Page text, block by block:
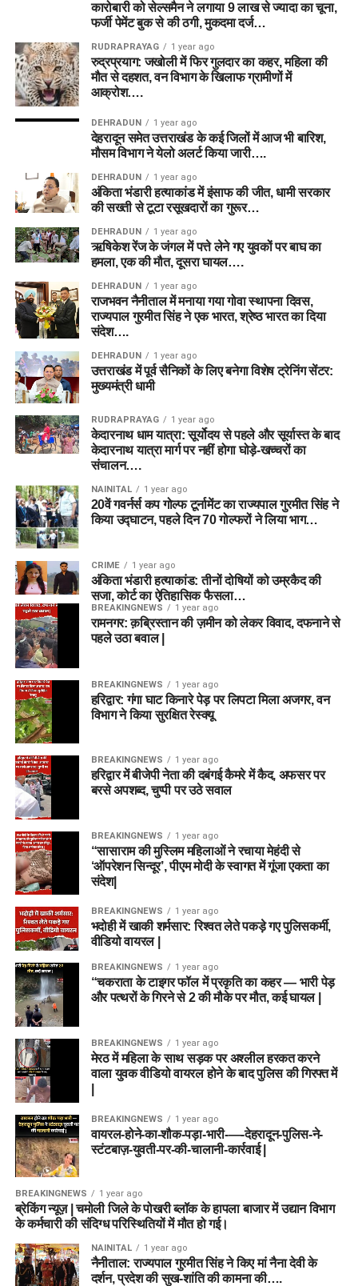
कारोबारी को सेल्समैन ने लगाया 9 लाख से ज्यादा का चूना,
फर्जी पेमेंट बुक से की ठगी, मुकदमा दर्ज…
RUDRAPRAYAG 1 year ago
रुद्रप्रयाग: जखोली में फिर गुलदार का कहर, महिला की
मौत से दहशत, वन विभाग के खिलाफ ग्रामीणों में
आक्रोश….
DEHRADUN 1 year ago
देहरादून समेत उत्तराखंड के कई जिलों में आज भी बारिश,
मौसम विभाग ने येलो अलर्ट किया जारी….
DEHRADUN 1 year ago
अंकिता भंडारी हत्याकांड में इंसाफ की जीत, धामी सरकार
की सख्ती से टूटा रसूखदारों का गुरूर…
DEHRADUN 1 year ago
ऋषिकेश रेंज के जंगल में पत्ते लेने गए युवकों पर बाघ का
हमला, एक की मौत, दूसरा घायल….
DEHRADUN 1 year ago
राजभवन नैनीताल में मनाया गया गोवा स्थापना दिवस,
राज्यपाल गुरमीत सिंह ने एक भारत, श्रेष्ठ भारत का दिया
संदेश….
DEHRADUN 1 year ago
उत्तराखंड में पूर्व सैनिकों के लिए बनेगा विशेष ट्रेनिंग सेंटर:
मुख्यमंत्री धामी
RUDRAPRAYAG 1 year ago
केदारनाथ धाम यात्रा: सूर्योदय से पहले और सूर्यास्त के बाद
केदारनाथ यात्रा मार्ग पर नहीं होगा घोड़े-खच्चरों का
संचालन….
NAINITAL 1 year ago
20वें गवर्नर्स कप गोल्फ टूर्नामेंट का राज्यपाल गुरमीत सिंह ने
किया उद्घाटन, पहले दिन 70 गोल्फरों ने लिया भाग…
CRIME 1 year ago
अंकिता भंडारी हत्याकांड: तीनों दोषियों को उम्रकैद की
सजा, कोर्ट का ऐतिहासिक फैसला…
BREAKINGNEWS 1 year ago
रामनगर: क़ब्रिस्तान की ज़मीन को लेकर विवाद, दफनाने से
पहले उठा बवाल |
BREAKINGNEWS 1 year ago
हरिद्वार: गंगा घाट किनारे पेड़ पर लिपटा मिला अजगर, वन
विभाग ने किया सुरक्षित रेस्क्यू
BREAKINGNEWS 1 year ago
हरिद्वार में बीजेपी नेता की दबंगई कैमरे में कैद, अफसर पर
बरसे अपशब्द, चुप्पी पर उठे सवाल
BREAKINGNEWS 1 year ago
“सासाराम की मुस्लिम महिलाओं ने रचाया मेहंदी से
‘ऑपरेशन सिन्दूर’, पीएम मोदी के स्वागत में गूंजा एकता का
संदेश|
BREAKINGNEWS 1 year ago
भदोही में खाकी शर्मसार: रिश्वत लेते पकड़े गए पुलिसकर्मी,
वीडियो वायरल |
BREAKINGNEWS 1 year ago
“चकराता के टाइगर फॉल में प्रकृति का कहर — भारी पेड़
और पत्थरों के गिरने से 2 की मौके पर मौत, कई घायल |
BREAKINGNEWS 1 year ago
मेरठ में महिला के साथ सड़क पर अश्लील हरकत करने
वाला युवक वीडियो वायरल होने के बाद पुलिस की गिरफ्त में
BREAKINGNEWS 1 year ago
वायरल-होने-का-शौक-पड़ा-भारी-—-देहरादून-पुलिस-ने-
स्टंटबाज़-युवती-पर-की-चालानी-कार्रवाई |
BREAKINGNEWS 1 year ago
ब्रेकिंग न्यूज़ | चमोली जिले के पोखरी ब्लॉक के हापला बाजार में उद्यान विभाग
के कर्मचारी की संदिग्ध परिस्थितियों में मौत हो गई।
NAINITAL 1 year ago
नैनीताल: राज्यपाल गुरमीत सिंह ने किए मां नैना देवी के
दर्शन, प्रदेश की सुख-शांति की कामना की….